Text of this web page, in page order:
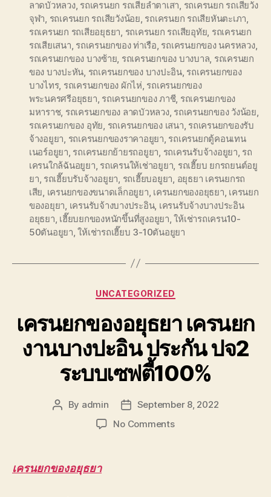
ลาดบัวหลวง, รถเครนยก รถเสียลำตาเสา รถเครนยก รถเสียวัง
จุฬา รถเครนยก รถเสียวังน้อย รถเครนยก รถเสียหันตะเภา
รถเครนยก รถเสียอยุธยา รถเครนยก รถเสียอุทัย รถเครนยก
รถเสียเสนา รถเครนยกของ ท่าเรือ รถเครนยกของ นครหลวง,
รถเครนยกของ บางซ้าย รถเครนยกของ บางบาล รถเครนยก
ของ บางปะหัน รถเครนยกของ บางปะอิน, รถเครนยกของ
บางไทร, รถเครนยกของ ผักไห่ รถเครนยกของ
พระนครศรีอยุธยา รถเครนยกของ ภาชี, รถเครนยกของ
มหาราช, รถเครนยกของ ลาดบัวหลวง, รถเครนยกของ วังน้อย
รถเครนยกของ อุทัย รถเครนยกของ เสนา รถเครนยกของรับ
จ้างอยูยา รถเครนยกของราคาอยูยา รถเครนยกตู้คอนเทน
เนอร์อยูยา รถเครนยกย้ายรถอยูยา รถเครนรับจ้างอยูยา รถ
เครนใกล้ฉันอยูยา รถเครนให้เช่าอยูยา รถเฮี๊ยบ ยกรถยนต์อยู
ยา รถเฮี๊ยบรับจ้างอยูยา รถเฮี๊ยบอยูยา อยุธยา เครนยกรถ
เสีย เครนยกของขนาดเล็กอยูยา เครนยกของอยุธยา เครนยก
ของอยุยา เครนรับจ้างบางประอิน, เครนรับจ้างบางประอิน
อยุธยา เฮี๊ยบยกของหนักขึ้นที่สูงอยูยา ,ให้เช่ารถเครน10-
50ตันอยูยา ,ให้เช่ารถเฮี๊ยบ 3-10ตันอยูยา
Categories
UNCATEGORIZED
เครนยกของอยุธยา เครนยก
งานบางปะอิน ประกัน ปจ2
ระบบเซฟตี้100%
Post
By admin
Post
date
September 8, 2022
No Commentson
เครนยกของอยุธยา